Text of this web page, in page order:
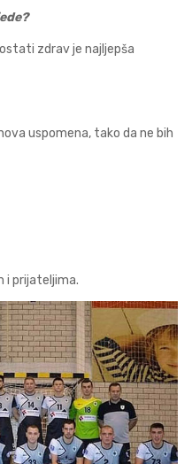
zdrav je najljepša
uspomena, tako da ne bih
i prijateljima.